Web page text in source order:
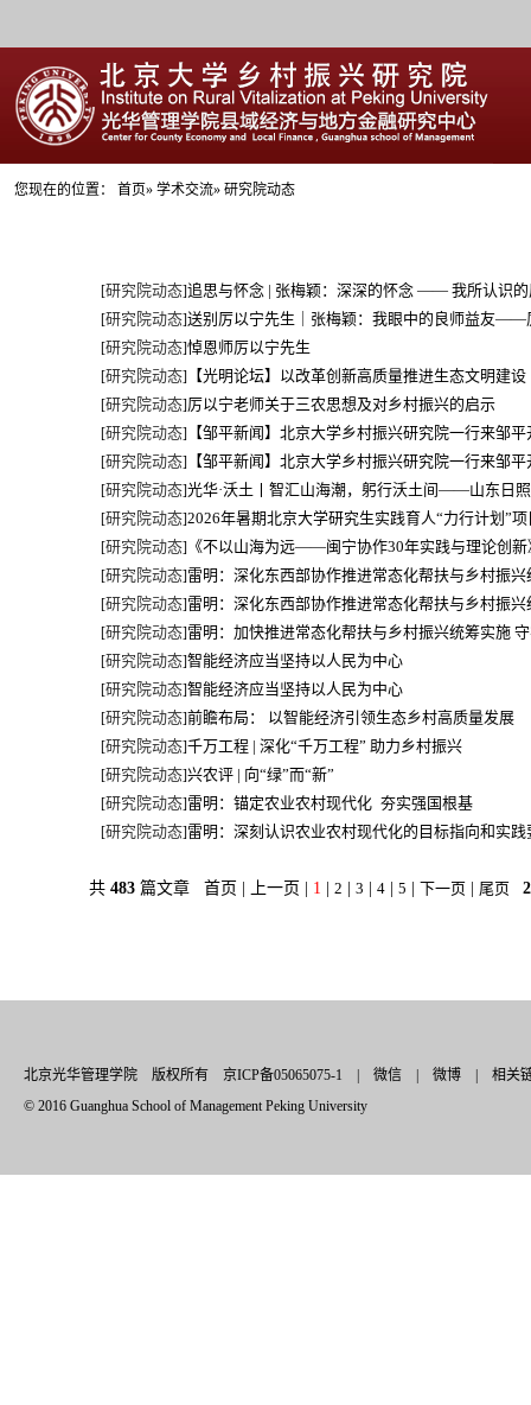
您现在的位置： 首页» 学术交流» 研究院动态
[研究院动态]追思与怀念 | 张梅颖：深深的怀念 —— 我所认识
[研究院动态]送别厉以宁先生｜张梅颖：我眼中的良师益友——
[研究院动态]悼恩师厉以宁先生
[研究院动态] 【光明论坛】以改革创新高质量推进生态文明建设
[研究院动态]厉以宁老师关于三农思想及对乡村振兴的启示
[研究院动态] 【邹平新闻】北京大学乡村振兴研究院一行来邹
[研究院动态] 【邹平新闻】北京大学乡村振兴研究院一行来邹
[研究院动态]光华·沃土丨智汇山海潮，躬行沃土间——山东日
[研究院动态]2026年暑期北京大学研究生实践育人“力行计划”
[研究院动态] 《不以山海为远——闽宁协作30年实践与理论创
[研究院动态]雷明：深化东西部协作推进常态化帮扶与乡村振兴
[研究院动态]雷明：深化东西部协作推进常态化帮扶与乡村振兴
[研究院动态]雷明：加快推进常态化帮扶与乡村振兴统筹实施
[研究院动态]智能经济应当坚持以人民为中心
[研究院动态]智能经济应当坚持以人民为中心
[研究院动态]前瞻布局： 以智能经济引领生态乡村高质量发展
[研究院动态]千万工程 | 深化“千万工程” 助力乡村振兴
[研究院动态]兴农评 | 向“绿”而“新”
[研究院动态]雷明：锚定农业农村现代化 夯实强国根基
[研究院动态]雷明：深刻认识农业农村现代化的目标指向和实践
共483 篇文章 首页 | 上一页 | 1 |2 |3 |4 |5 |下一页 尾页
北京光华管理学院 版权所有 京ICP备05065075-1 | 微信 微博
相关
© 2016 Guanghua School of Management Peking University